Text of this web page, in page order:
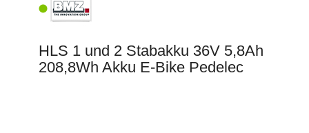
HLS 1 und 2 Stabakku 36V 5,8Ah
208,8Wh Akku E-Bike Pedelec